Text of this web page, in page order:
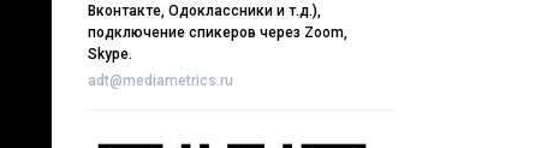
Вконтакте, Одоклассники и т.д.),
подключение спикеров через Zoom,
Skype.
adt@mediametrics.ru